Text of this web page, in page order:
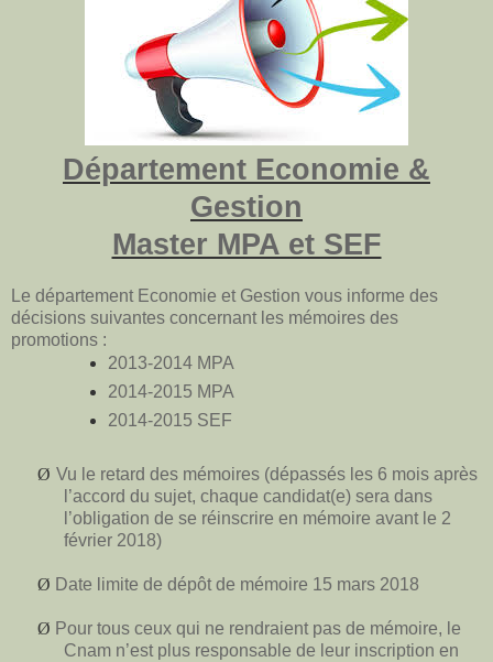
Département Economie &
Gestion
Master MPA et SEF
Le département Economie et Gestion vous informe des
décisions suivantes concernant les mémoires des
promotions :
2013-2014 MPA
2014-2015 MPA
2014-2015 SEF
Ø Vu le retard des mémoires (dépassés les 6 mois après
l’accord du sujet, chaque candidat(e) sera dans
l’obligation de se réinscrire en mémoire avant le 2
février 2018)
Ø Date limite de dépôt de mémoire 15 mars 2018
Ø Pour tous ceux qui ne rendraient pas de mémoire, le
Cnam n’est plus responsable de leur inscription en